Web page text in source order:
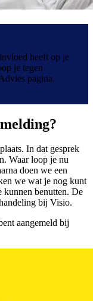
heeft op je
je tegen
pagina.
In dat gesprek
Waar loop je nu
doen we een
we wat je nog kunt
kunnen benutten. De
bij Visio.
aangemeld bij